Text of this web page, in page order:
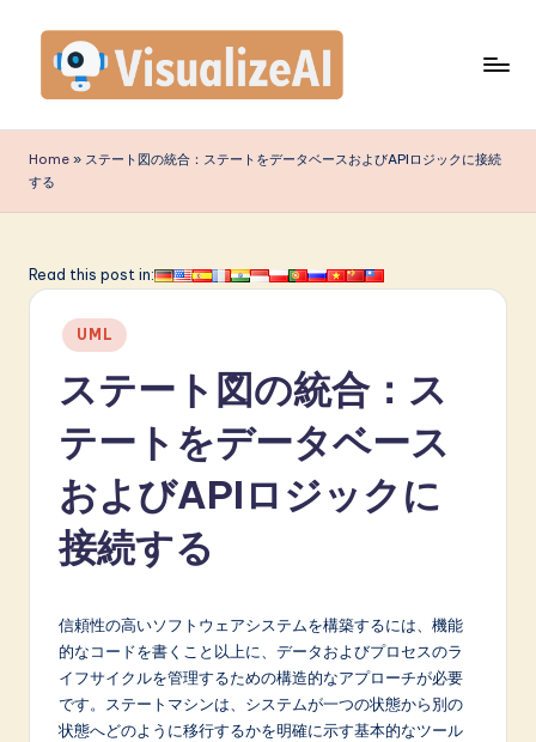
content
is
u
li
A
p
Home » ステート図の統合：ステートをデータベースおよびAPIロジックに接続
する
Read this post in:
Posted
in
UML
ステート図の統合：ス
テートをデータベース
およびAPIロジックに
接続する
信頼性の高いソフトウェアシステムを構築するには、機能
的なコードを書くこと以上に、データおよびプロセスのラ
イフサイクルを管理するための構造的なアプローチが必要
です。ステートマシンは、システムが一つの状態から別の
状態へどのように移行するかを明確に示す基本的なツール